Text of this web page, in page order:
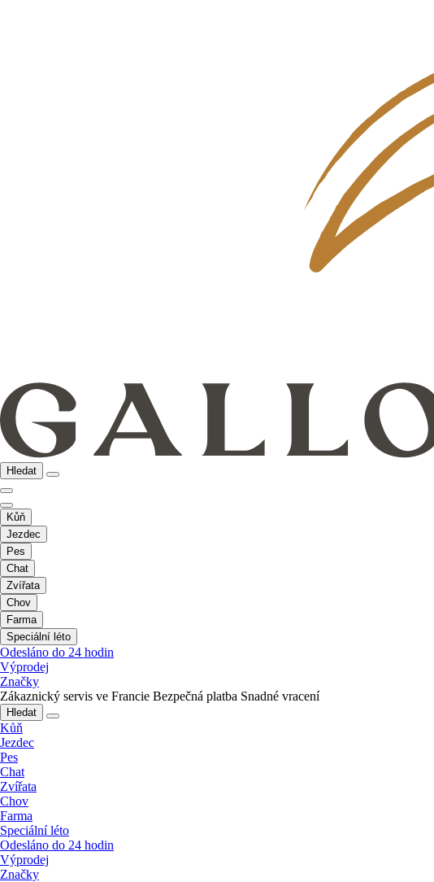
Hledat
Kůň
Jezdec
Pes
Chat
Zvířata
Chov
Farma
Speciální léto
Odesláno do 24 hodin
Výprodej
Značky
Zákaznický servis ve Francie Bezpečná platba Snadné vracení
Hledat
Kůň
Jezdec
Pes
Chat
Zvířata
Chov
Farma
Speciální léto
Odesláno do 24 hodin
Výprodej
Značky